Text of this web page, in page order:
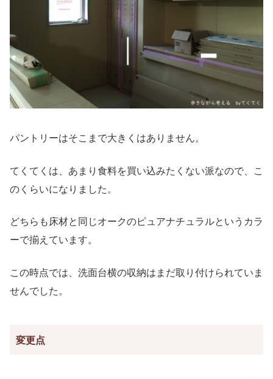
パントリーはそこまで大きくはありません。
てくてくは、あまり食料を買い込みたくない派なので、こ
のくらいになりました。
どちらも床材と同じオークのピュアナチュラルというカラ
ーで揃えています。
この時点では、洗面台横の収納はまだ取り付けられていま
せんでした。
変更点